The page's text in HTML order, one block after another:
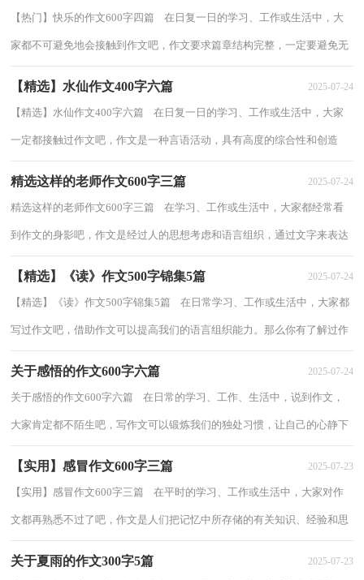
【热门】快乐的作文600字四篇 在日复一日的学习、工作或生活中，大
家都不可避免地会接触到作文吧，作文要求篇章结构完整，一定要避免无
【精选】水仙作文400字六篇 2025-07-24
【精选】水仙作文400字六篇 在日复一日的学习、工作或生活中，大家
一定都接触过作文吧，作文是一种言语活动，具有高度的综合性和创造
精选这样的老师作文600字三篇 2025-07-24
精选这样的老师作文600字三篇 在学习、工作或生活中，大家都经常看
到作文的身影吧，作文是经过人的思想考虑和语言组织，通过文字来表达
【精选】《读》作文500字锦集5篇 2025-07-24
【精选】《读》作文500字锦集5篇 在日常学习、工作或生活中，大家都
写过作文吧，借助作文可以提高我们的语言组织能力。那么你有了解过作
关于感悟的作文600字六篇 2025-07-24
关于感悟的作文600字六篇 在日常的学习、工作、生活中，说到作文，
大家肯定都不陌生吧，写作文可以锻炼我们的独处习惯，让自己的心静下
【实用】感冒作文600字三篇 2025-07-23
【实用】感冒作文600字三篇 在平时的学习、工作或生活中，大家对作
文都再熟悉不过了吧，作文是人们把记忆中所存储的有关知识、经验和思
关于夏雨的作文300字5篇 2025-07-23